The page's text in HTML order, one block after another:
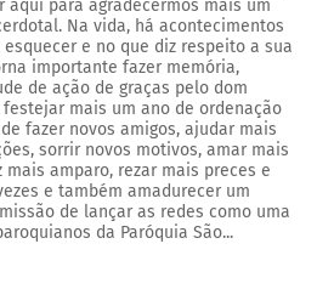
para agradecermos mais um
Na vida, há acontecimentos
e no que diz respeito a sua
importante fazer memória,
de ação de graças pelo dom
festejar mais um ano de ordenação
fazer novos amigos, ajudar mais
sorrir novos motivos, amar mais
amparo, rezar mais preces e
e também amadurecer um
de lançar as redes como uma
da Paróquia São...